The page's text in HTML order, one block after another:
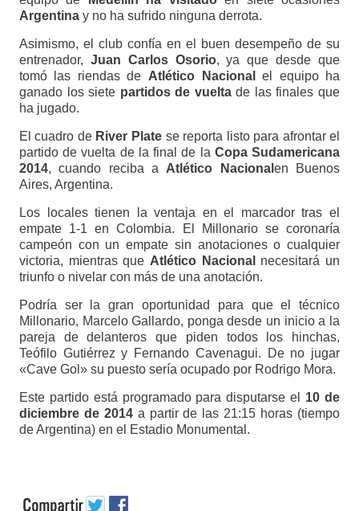
Argentina y no ha sufrido ninguna derrota.
Asimismo, el club confía en el buen desempeño de su
entrenador, Juan Carlos Osorio, ya que desde que
tomó las riendas de Atlético Nacional
el equipo ha
ganado los siete partidos de vueltade las finales que
ha jugado.
El cuadro deRiver Plate se reporta listo para afrontar el
partido de vuelta de la final de la Copa Sudamericana
2014, cuando reciba a Atlético Nacional en Buenos
Aires, Argentina.
Los locales tienen la ventaja en el marcador tras el
empate 1-1 en Colombia. El Millonario se coronaría
campeón con un empate sin anotaciones o cualquier
victoria, mientras que Atlético Nacional necesitará un
triunfo o nivelar con más de una anotación.
Podría ser la gran oportunidad para que el técnico
Millonario, Marcelo Gallardo, ponga desde un inicio a la
pareja de delanteros que piden todos los hinchas,
Teófilo Gutiérrez y Fernando Cavenagui. De no jugar
«Cave Gol» su puesto sería ocupado por Rodrigo Mora.
Este partido está programado para disputarse el 10 de
diciembre de 2014 a partir de las 21:15 horas (tiempo
de Argentina) en el Estadio Monumental.